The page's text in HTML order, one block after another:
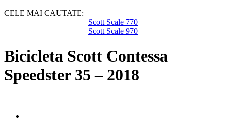
CELE MAI CAUTATE:
Scott Scale 770
Scott Scale 970
Bicicleta Scott Contessa
Speedster 35 – 2018